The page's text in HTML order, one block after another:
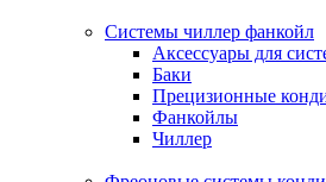
Системы чиллер фанкойл
Аксессуары для
Баки
Прецизионные
Фанкойлы
Чиллер